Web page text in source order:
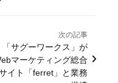
次の記事
「サグーワークス」が
マーケティング総合
イト「ferret」と業務